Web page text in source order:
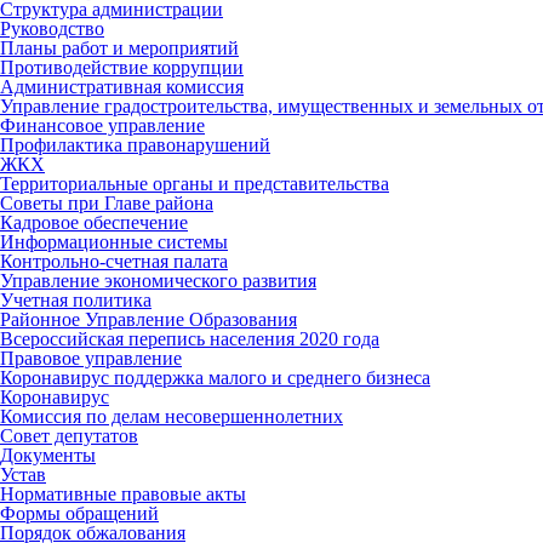
Структура администрации
Руководство
Планы работ и мероприятий
Противодействие коррупции
Административная комиссия
Управление градостроительства, имущественных и земельных
Финансовое управление
Профилактика правонарушений
ЖКХ
Территориальные органы и представительства
Советы при Главе района
Кадровое обеспечение
Информационные системы
Контрольно-счетная палата
Управление экономического развития
Учетная политика
Районное Управление Образования
Всероссийская перепись населения 2020 года
Правовое управление
Коронавирус поддержка малого и среднего бизнеса
Коронавирус
Комиссия по делам несовершеннолетних
Совет депутатов
Документы
Устав
Нормативные правовые акты
Формы обращений
Порядок обжалования